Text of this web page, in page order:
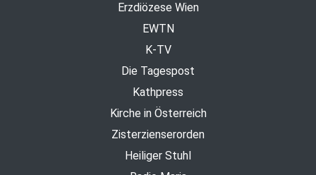
Erzdiözese Wien
EWTN
K-TV
Die Tagespost
Kathpress
Kirche in Österreich
Zisterzienserorden
Heiliger Stuhl